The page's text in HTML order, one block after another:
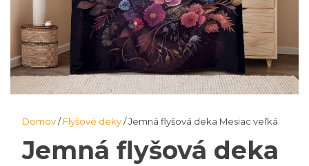
Domov/Flyšové deky/ Jemná flyšová deka Mesiac veľká
Jemná flyšová deka